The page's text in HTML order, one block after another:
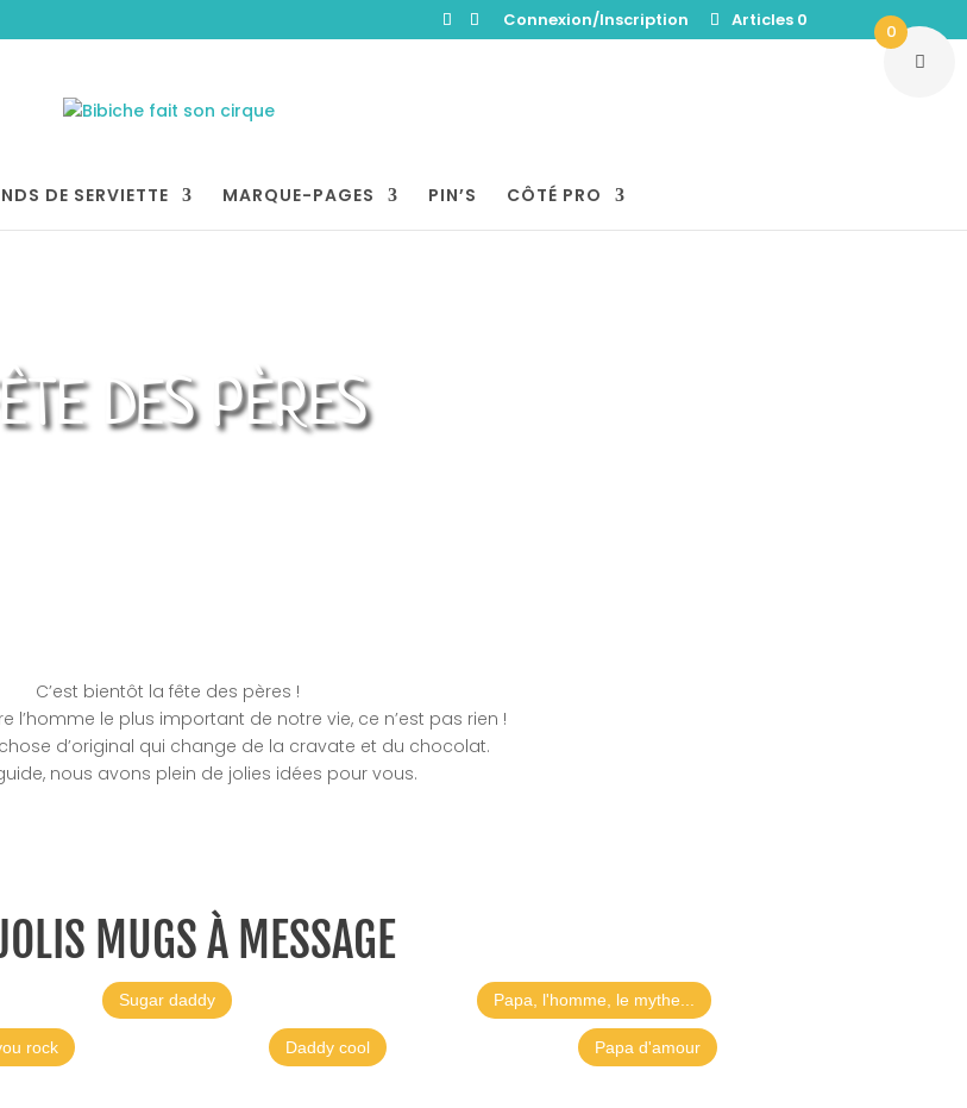
Connexion/Inscription Articles 0
DE SERVIETTE MARQUE-PAGES PIN’S CÔTÉ PRO
DES PÈRES
C’est bientôt la fête des pères !
l’homme le plus important de notre vie, ce n’est pas rien !
d’original qui change de la cravate et du chocolat.
nous avons plein de jolies idées pour vous.
MUGS À MESSAGE
Sugar daddy Papa, l'homme, le mythe...
rock Daddy cool Papa d'amour
0